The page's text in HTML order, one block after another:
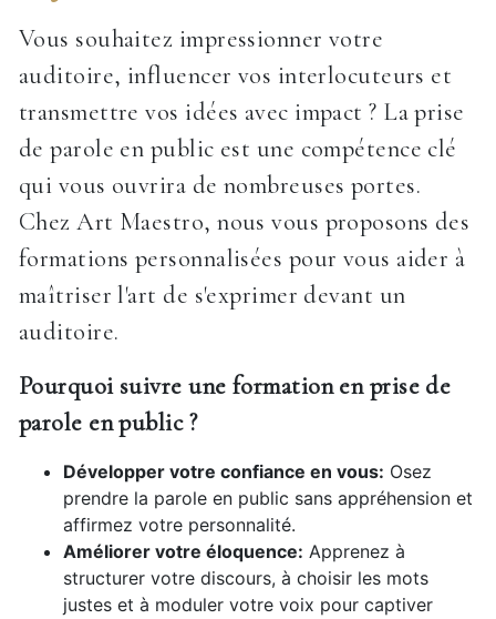
Vous souhaitez impressionner votre
auditoire, influencer vos interlocuteurs et
transmettre vos idées avec impact ? La prise
de parole en public est une compétence clé
qui vous ouvrira de nombreuses portes.
Chez Art Maestro, nous vous proposons des
formations personnalisées pour vous aider à
maîtriser l'art de s'exprimer devant un
auditoire.
Pourquoi suivre une formation en prise de
parole en public ?
Développer votre confiance en vous: Osez
prendre la parole en public sans appréhension et
affirmez votre personnalité.
Améliorer votre éloquence: Apprenez à
structurer votre discours, à choisir les mots
justes et à moduler votre voix pour captiver